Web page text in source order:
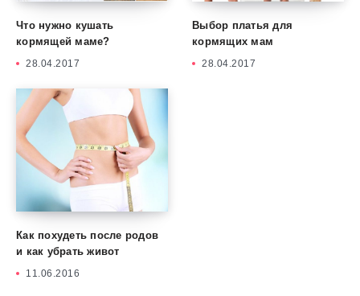
Что нужно кушать
кормящей маме?
28.04.2017
Выбор платья для
кормящих мам
28.04.2017
Как похудеть после родов
и как убрать живот
11.06.2016